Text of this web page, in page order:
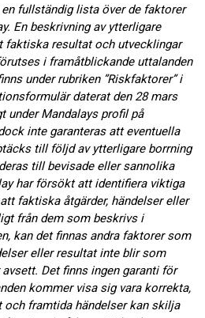
fullständig lista över de faktorer
En beskrivning av ytterligare
faktiska resultat och utvecklingar
i framåtblickande uttalanden
under rubriken ”Riskfaktorer” i
daterat den 28 mars
under Mandalays profil på
inte garanteras att eventuella
till följd av ytterligare borrning
till bevisade eller sannolika
har försökt att identifiera viktiga
faktiska åtgärder, händelser eller
från dem som beskrivs i
kan det finnas andra faktorer som
eller resultat inte blir som
Det finns ingen garanti för
kommer visa sig vara korrekta,
framtida händelser kan skilja